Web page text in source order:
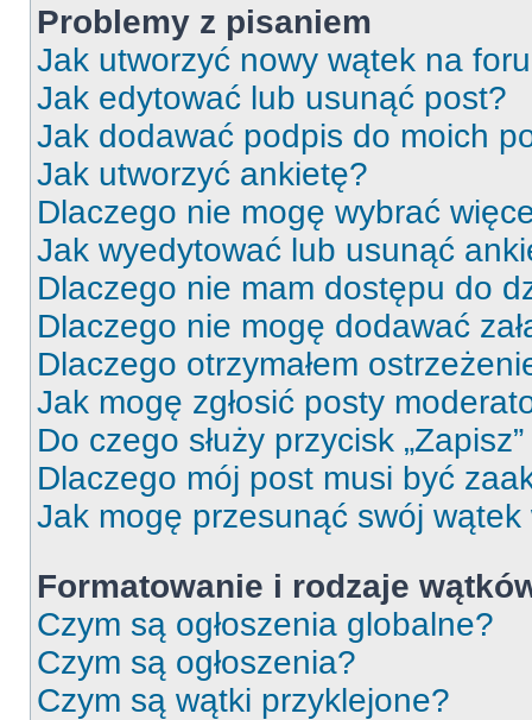
Problemy z pisaniem
Jak utworzyć nowy wątek na
Jak edytować lub usunąć post?
Jak dodawać podpis do moich
Jak utworzyć ankietę?
Dlaczego nie mogę wybrać
Jak wyedytować lub usunąć
Dlaczego nie mam dostępu do
Dlaczego nie mogę dodawać
Dlaczego otrzymałem
Jak mogę zgłosić posty
Do czego służy przycisk
Dlaczego mój post musi być
Jak mogę przesunąć swój wątek
Formatowanie i rodzaje
Czym są ogłoszenia globalne?
Czym są ogłoszenia?
Czym są wątki przyklejone?